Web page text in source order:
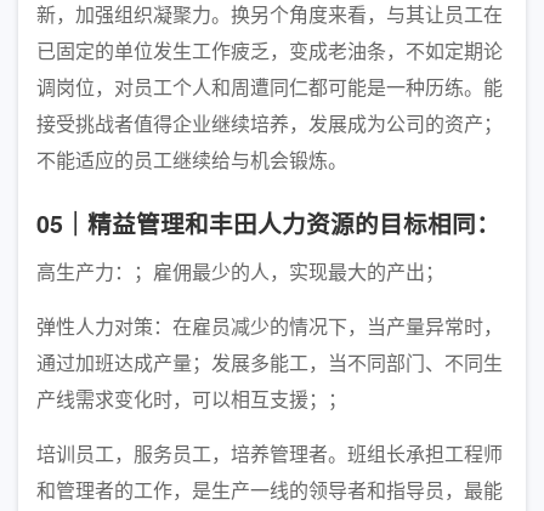
新，加强组织凝聚力。换另个角度来看，与其让员工在
已固定的单位发生工作疲乏，变成老油条，不如定期论
调岗位，对员工个人和周遭同仁都可能是一种历练。能
接受挑战者值得企业继续培养，发展成为公司的资产；
不能适应的员工继续给与机会锻炼。
05｜精益管理和丰田人力资源的目标相同：
高生产力：；雇佣最少的人，实现最大的产出；
弹性人力对策：在雇员减少的情况下，当产量异常时，
通过加班达成产量；发展多能工，当不同部门、不同生
产线需求变化时，可以相互支援；；
培训员工，服务员工，培养管理者。班组长承担工程师
和管理者的工作，是生产一线的领导者和指导员，最能